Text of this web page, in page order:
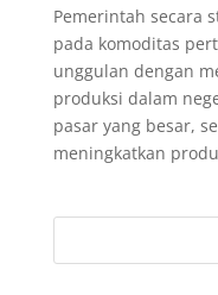
Pemerintah secara
pada komoditas
unggulan dengan
produksi dalam
pasar yang besar,
meningkatkan